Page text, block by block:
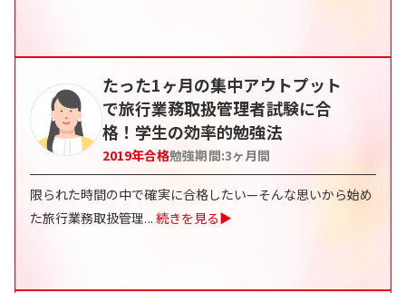
たった1ヶ月の集中アウトプット
で旅行業務取扱管理者試験に合
格！学生の効率的勉強法
2019年合格勉強期間:3ヶ月間
限られた時間の中で確実に合格したい—そんな思いから始め
た旅行業務取扱管理... 続きを見る▶